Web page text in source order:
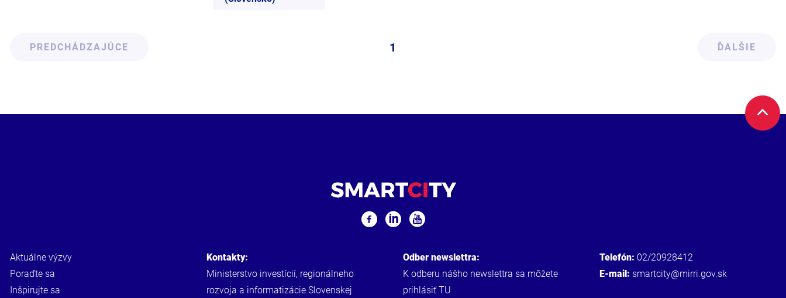
PREDCHÁDZAJÚCE 1 ĎALŠIE
Aktuálne výzvy
Poraďte sa
Inšpirujte sa
Kontakty:
Ministerstvo investícií, regionálneho
rozvoja a informatizácie Slovenskej
Odber newslettra:
K odberu nášho newslettra sa môžete
prihlásiťTU
Telefón: 02/20928412
E-mail: smartcity@mirri.gov.sk